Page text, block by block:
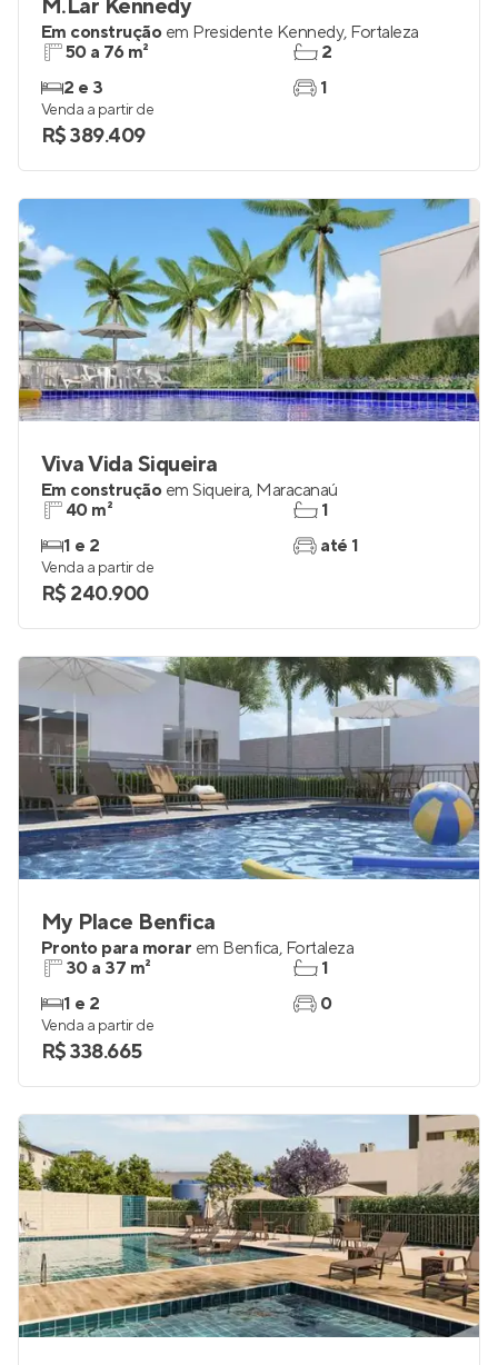
M.Lar Kennedy
Em construção em Presidente Kennedy, Fortaleza
50 a 76 m²
2 e 3
2
1
Venda a partir de
R$ 389.409
Viva Vida Siqueira
Em construção em Siqueira, Maracanaú
40 m²
1 e 2
1
até 1
Venda a partir de
R$ 240.900
My Place Benfica
Pronto para morar em Benfica, Fortaleza
30 a 37 m²
1 e 2
1
0
Venda a partir de
R$ 338.665